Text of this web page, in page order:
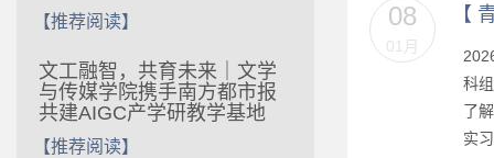
【推荐阅读】
文工融智，共育未来｜文学
与传媒学院携手南方都市报
共建AIGC产学研教学基地
【推荐阅读】
08
01月
【
科
了
实